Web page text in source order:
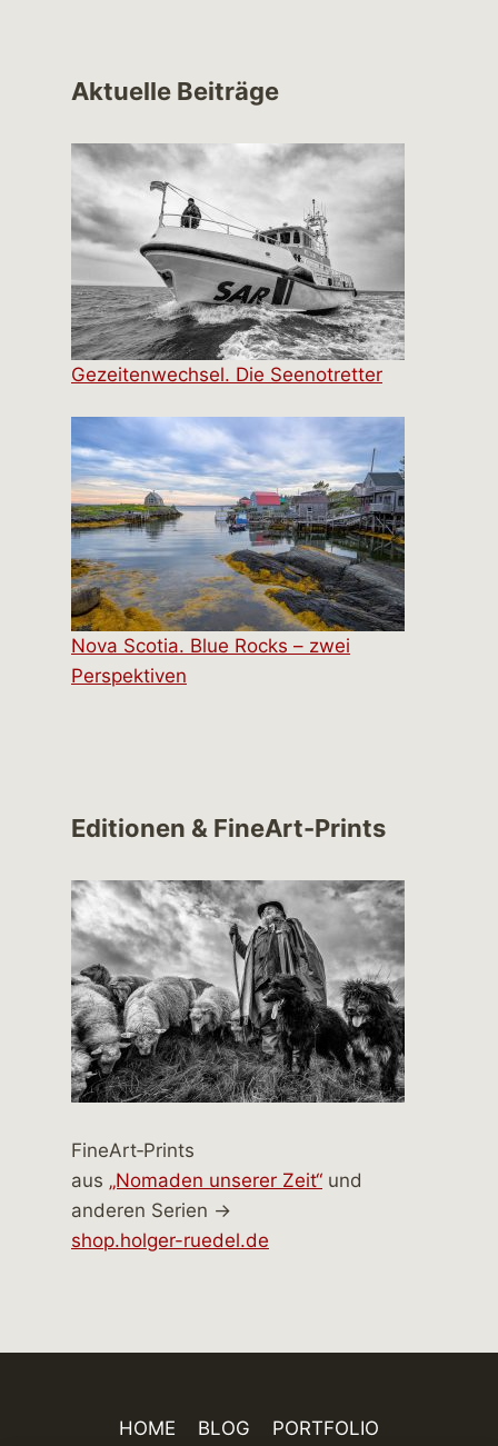
Aktuelle Beiträge
Gezeitenwechsel. Die Seenotretter
Nova Scotia. Blue Rocks – zwei
Perspektiven
Editionen & FineArt-Prints
FineArt‑Prints
aus „Nomaden unserer Zeit“ und
anderen Serien →
shop.holger-ruedel.de
HOME BLOG PORTFOLIO